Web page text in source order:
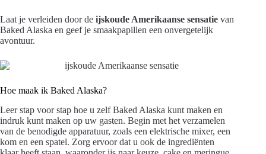
Laat je verleiden door de ijskoude Amerikaanse sensatie van
Baked Alaska en geef je smaakpapillen een onvergetelijk
avontuur.
Hoe maak ik Baked Alaska?
Leer stap voor stap hoe u zelf Baked Alaska kunt maken en
indruk kunt maken op uw gasten. Begin met het verzamelen
van de benodigde apparatuur, zoals een elektrische mixer, een
kom en een spatel. Zorg ervoor dat u ook de ingrediënten